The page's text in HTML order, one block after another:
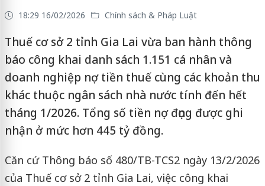
18:29 16/02/2026 Chính sách & Pháp Luật
Thuế cơ sở 2 tỉnh Gia Lai vừa ban hành thông
báo công khai danh sách 1.151 cá nhân và
doanh nghiệp nợ tiền thuế cùng các khoản thu
khác thuộc ngân sách nhà nước tính đến hết
tháng 1/2026. Tổng số tiền nợ đọng được ghi
nhận ở mức hơn 445 tỷ đồng.
Căn cứ Thông báo số 480/TB-TCS2 ngày 13/2/2026
của Thuế cơ sở 2 tỉnh Gia Lai, việc công khai